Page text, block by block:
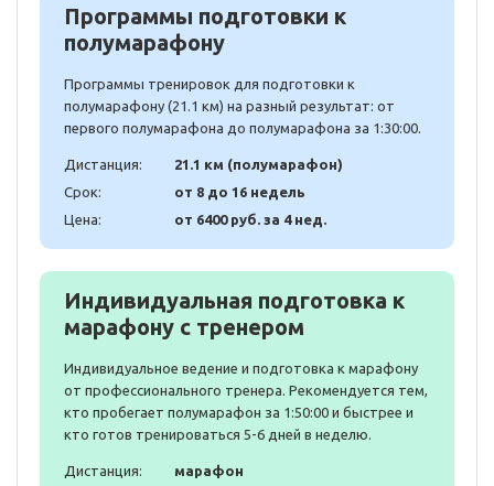
Программы подготовки к
полумарафону
Программы тренировок для подготовки к
полумарафону (21.1 км) на разный результат: от
первого полумарафона до полумарафона за 1:30:00.
Дистанция:
21.1 км (полумарафон)
Срок:
от 8 до 16 недель
Цена:
от 6400 руб. за 4 нед.
Индивидуальная подготовка к
марафону с тренером
Индивидуальное ведение и подготовка к марафону
от профессионального тренера. Рекомендуется тем,
кто пробегает полумарафон за 1:50:00 и быстрее и
кто готов тренироваться 5-6 дней в неделю.
Дистанция:
марафон